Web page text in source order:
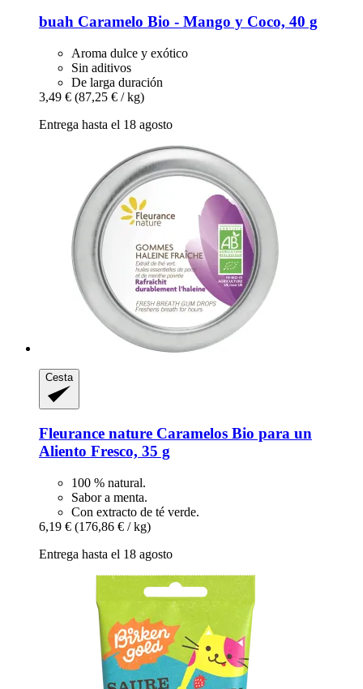
buah Caramelo Bio -​ Mango y Coco, 40 g
Aroma dulce y exótico
Sin aditivos
De larga duración
3,49 € (87,25 € / kg)
Entrega hasta el 18 agosto
Cesta
Fleurance nature Caramelos Bio para un
Aliento Fresco, 35 g
100 % natural.
Sabor a menta.
Con extracto de té verde.
6,19 € (176,86 € / kg)
Entrega hasta el 18 agosto